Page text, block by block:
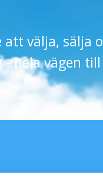
välja, sälja
hela vägen